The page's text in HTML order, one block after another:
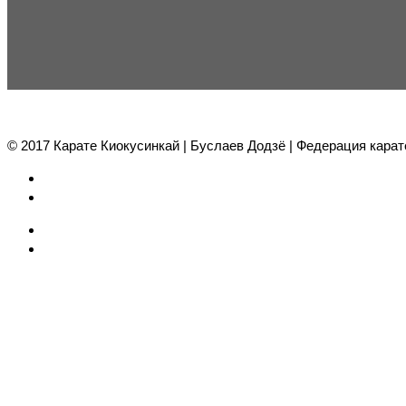
© 2017 Карате Киокуcинкай | Буслаев Додзё | Федерация